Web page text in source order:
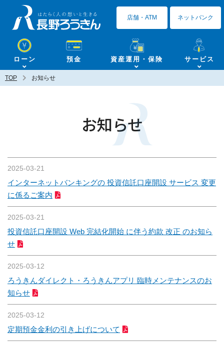
ローン 預金 資産運用・保険 サービス
店舗・ATM ネットバンク
TOP お知らせ
お知らせ
2025-03-21
インターネットバンキングの 投資信託口座開設 サービス 変更
に係るご案内
2025-03-21
投資信託口座開設 Web 完結化開始 に伴う約款 改正 のお知ら
せ
2025-03-12
ろうきんダイレクト・ろうきんアプリ 臨時メンテナンスのお
知らせ
2025-03-12
定期預金金利の引き上げについて